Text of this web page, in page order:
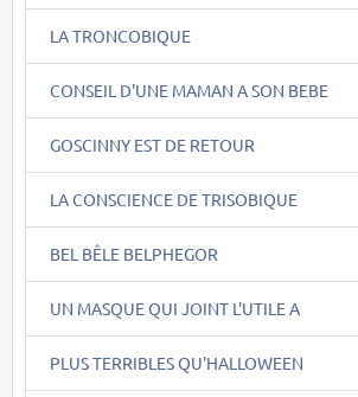
LA TRONCOBIQUE
CONSEIL D'UNE MAMAN A SON BEBE
GOSCINNY EST DE RETOUR
LA CONSCIENCE DE TRISOBIQUE
BEL BÊLE BELPHEGOR
UN MASQUE QUI JOINT L'UTILE A
PLUS TERRIBLES QU'HALLOWEEN